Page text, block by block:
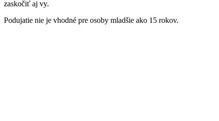
zaskočiť aj vy.
Podujatie nie je vhodné pre osoby mladšie ako 15 rokov.